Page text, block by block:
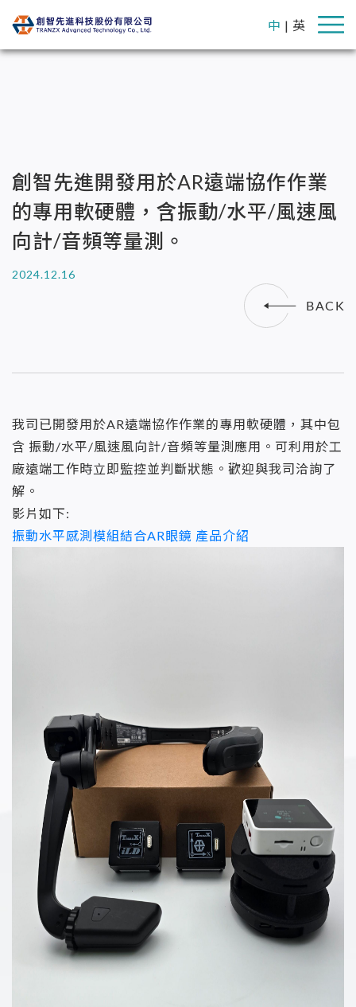
中 | 英
創智先進開發用於AR遠端協作作業
的專用軟硬體，含振動/水平/風速風
向計/音頻等量測。
2024.12.16
我司已開發用於AR遠端協作作業的專用軟硬體，其中包
含 振動/水平/風速風向計/音頻等量測應用。可利用於工
廠遠端工作時立即監控並判斷狀態。歡迎與我司洽詢了
解。
影片如下:
振動水平感測模組結合AR眼鏡 產品介紹